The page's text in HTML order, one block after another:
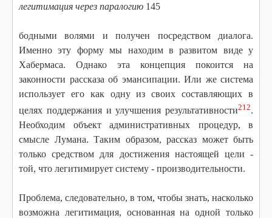
легитимация через паралогию 145
бодными волями и получен посредством диалога.
Именно эту форму мы находим в развитом виде у
Хабермаса. Однако эта концепция покоится на
законности рассказа об эмансипации. Или же система
использует его как одну из своих составляющих в
целях поддержания и улучшения результативности212.
Необходим объект административных процедур, в
смысле Лумана. Таким образом, рассказ может быть
только средством для достижения настоящей цели -
той, что легитимирует систему - производительности.
Проблема, следовательно, в том, чтобы знать, насколько
возможна легитимация, основанная на одной только